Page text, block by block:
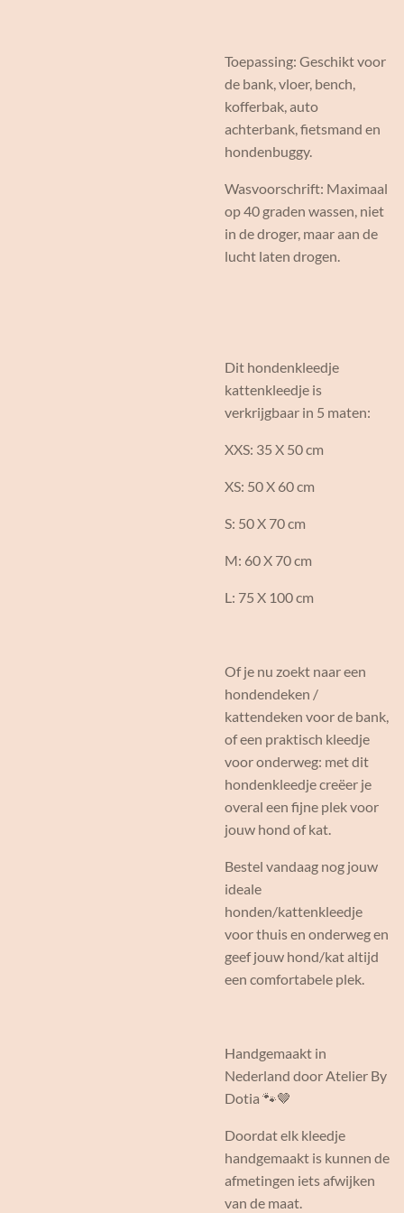
Toepassing: Geschikt voor
de bank, vloer, bench,
kofferbak, auto
achterbank, fietsmand en
hondenbuggy.
Wasvoorschrift: Maximaal
op 40 graden wassen, niet
in de droger, maar aan de
lucht laten drogen.
Dit hondenkleedje
kattenkleedje is
verkrijgbaar in 5 maten:
XXS: 35 X 50 cm
XS: 50 X 60 cm
S: 50 X 70 cm
M: 60 X 70 cm
L: 75 X 100 cm
Of je nu zoekt naar een
hondendeken /
kattendeken voor de bank,
of een praktisch kleedje
voor onderweg: met dit
hondenkleedje creëer je
overal een fijne plek voor
jouw hond of kat.
Bestel vandaag nog jouw
ideale
honden/kattenkleedje
voor thuis en onderweg en
geef jouw hond/kat altijd
een comfortabele plek.
Handgemaakt in
Nederland door Atelier By
Dotia 🐾🤎
Doordat elk kleedje
handgemaakt is kunnen de
afmetingen iets afwijken
van de maat.